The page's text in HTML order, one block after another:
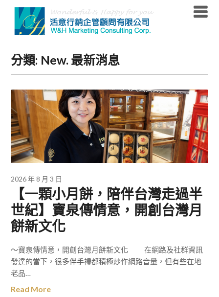
content
分類: New. 最新消息
2026 年 8 月 3 日
【一顆小月餅，陪伴台灣走過半
世紀】寶泉傳情意，開創台灣月
餅新文化
～寶泉傳情意，開創台灣月餅新文化 在網路及社群資訊
發達的當下，很多伴手禮都積極炒作網路音量，但有些在地
老品…
Read More